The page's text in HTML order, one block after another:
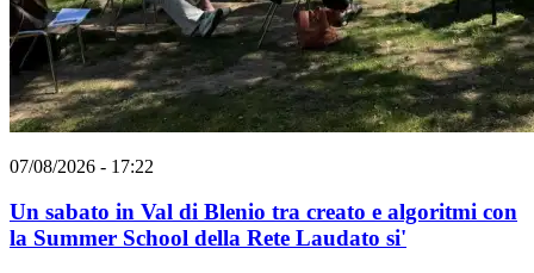
07/08/2026 - 17:22
Un sabato in Val di Blenio tra creato e algoritmi con
la Summer School della Rete Laudato si'